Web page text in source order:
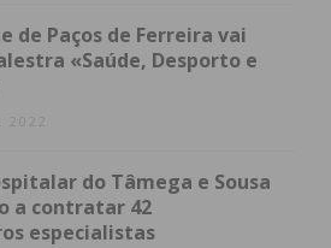
de Paços de Ferreira vai
«Saúde, Desporto e
2022
do Tâmega e Sousa
a contratar 42
especialistas